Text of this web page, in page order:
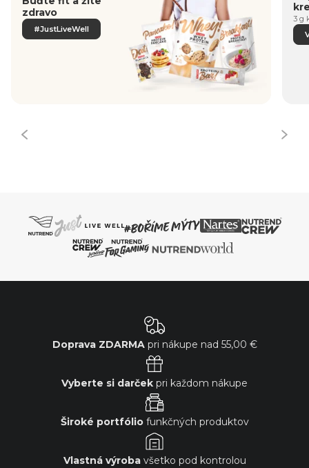
zdravo
#JustLiveWell
3 g
Doprava ZDARMApri nákupe nad 55,00 €
Vyberte si darček pri každom nákupe
Široké portfóliofunkčných produktov
Vlastná výrobavšetko pod kontrolou